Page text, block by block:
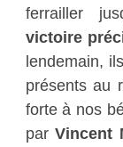
ferrailler
victoire
lendemain,
présents au
forte à nos
parVincent